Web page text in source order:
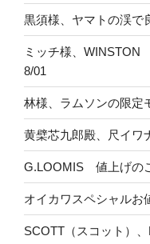
黒須様、ヤマトの渓で
ミッチ様、
8/01
林様、ラムソンの限定
黄檗芯九郎殿、尺イワ
G.LOOMIS 値上げの
オイカワスペシャルお
SCOTT（スコット）、